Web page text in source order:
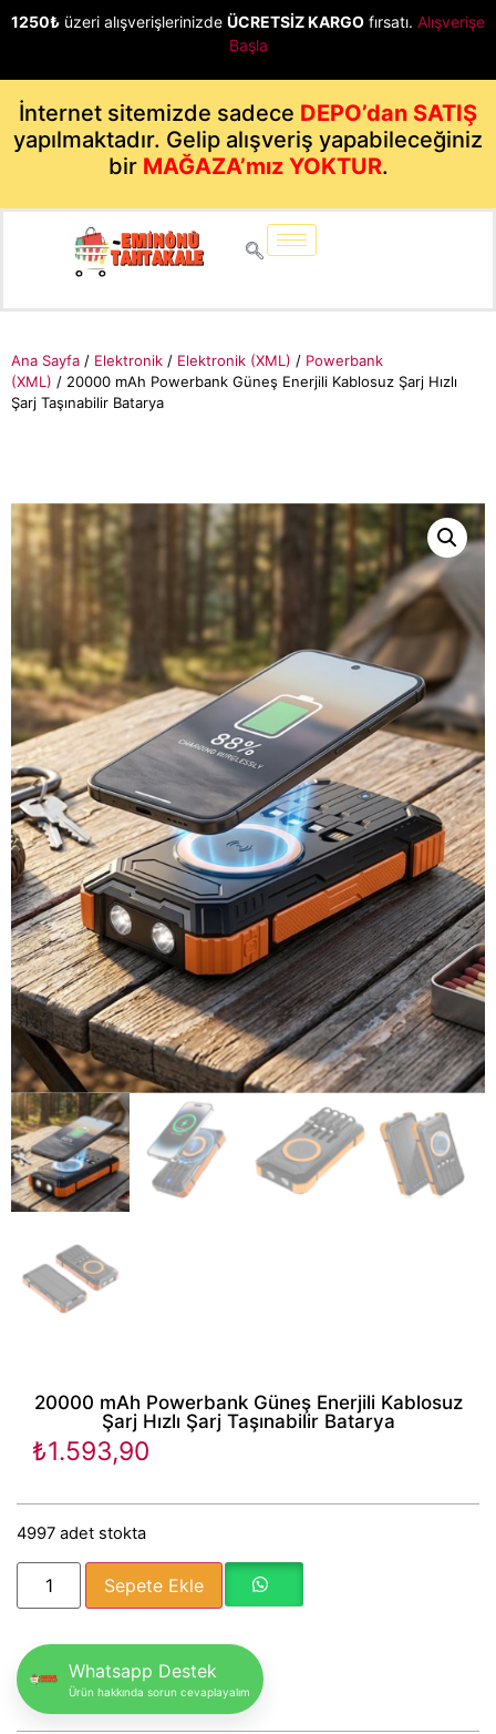
1250₺ üzeri alışverişlerinizde ÜCRETSİZ KARGO fırsatı. Alışverişe
Başla
İnternet sitemizde sadece DEPO’dan SATIŞ
yapılmaktadır. Gelip alışveriş yapabileceğiniz
bir MAĞAZA’mız YOKTUR.
Ana Sayfa / Elektronik / Elektronik (XML) / Powerbank
(XML) / 20000 mAh Powerbank Güneş Enerjili Kablosuz Şarj Hızlı
Şarj Taşınabilir Batarya
20000 mAh Powerbank Güneş Enerjili Kablosuz
Şarj Hızlı Şarj Taşınabilir Batarya
₺1.593,90
4997 adet stokta
Sepete Ekle
Whatsapp Destek
Ürün hakkında sorun cevaplayalım